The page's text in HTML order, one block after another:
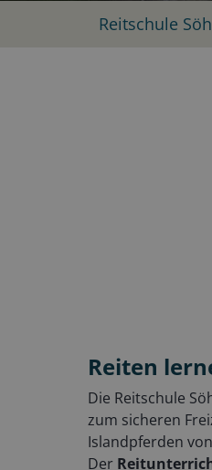
Reitschule
Reiten
Die Reitschule
zum sicheren
Islandpferden
Der